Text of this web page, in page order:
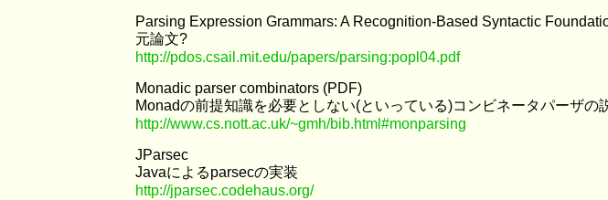
Parsing Expression Grammars: A Recognition-Based Syntactic
元論文?
http://pdos.csail.mit.edu/papers/parsing:popl04.pdf
Monadic parser combinators (PDF)
Monadの前提知識を必要としない(といっている)コンビネータパーザ
http://www.cs.nott.ac.uk/~gmh/bib.html#monparsing
JParsec
Javaによるparsecの実装
http://jparsec.codehaus.org/